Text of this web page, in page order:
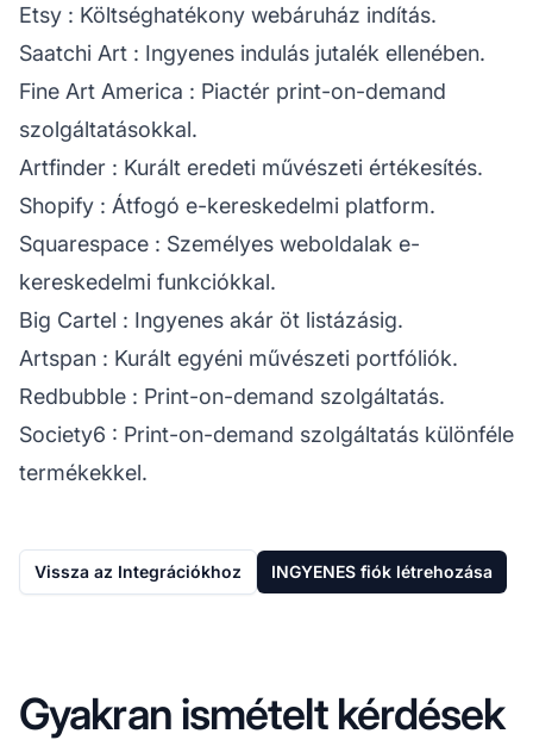
Etsy : Költséghatékony webáruház indítás.
Saatchi Art : Ingyenes indulás jutalék ellenében.
Fine Art America : Piactér print-on-demand
szolgáltatásokkal.
Artfinder : Kurált eredeti művészeti értékesítés.
Shopify : Átfogó e-kereskedelmi platform.
Squarespace : Személyes weboldalak e-
kereskedelmi funkciókkal.
Big Cartel : Ingyenes akár öt listázásig.
Artspan : Kurált egyéni művészeti portfóliók.
Redbubble : Print-on-demand szolgáltatás.
Society6 : Print-on-demand szolgáltatás különféle
termékekkel.
Vissza az Integrációkhoz INGYENES fiók létrehozása
Gyakran ismételt kérdések